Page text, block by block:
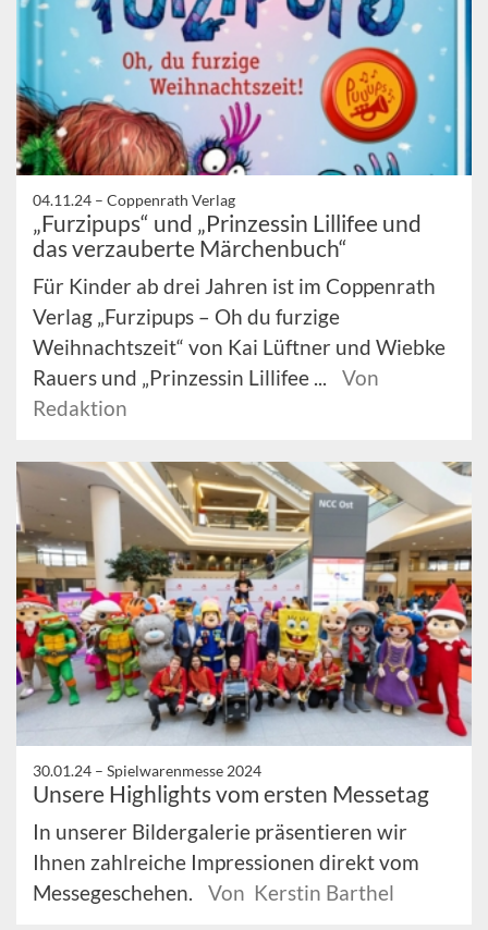
04.11.24 – Coppenrath Verlag
„Furzipups“ und „Prinzessin Lillifee und
das verzauberte Märchenbuch“
Für Kinder ab drei Jahren ist im Coppenrath
Verlag „Furzipups – Oh du furzige
Weihnachtszeit“ von Kai Lüftner und Wiebke
Rauers und „Prinzessin Lillifee ...
Von
Redaktion
30.01.24 – Spielwarenmesse 2024
Unsere Highlights vom ersten Messetag
In unserer Bildergalerie präsentieren wir
Ihnen zahlreiche Impressionen direkt vom
Messegeschehen.
Von Kerstin Barthel